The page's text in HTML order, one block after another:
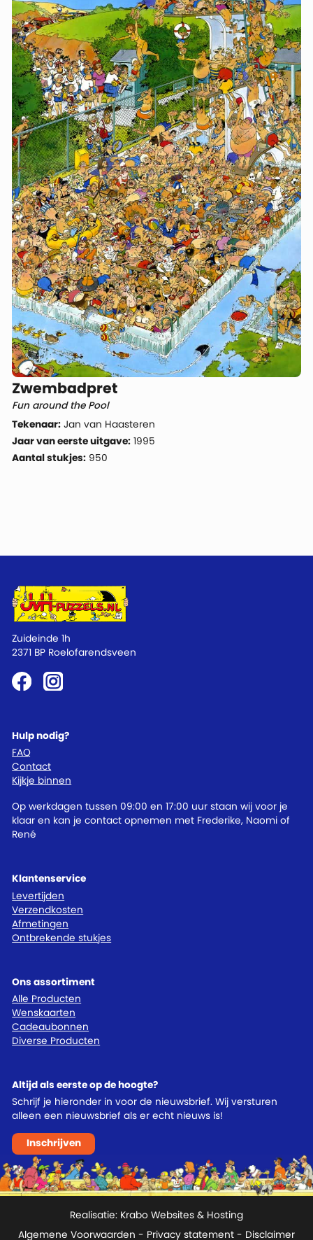
Zwembadpret
Fun around the Pool
Tekenaar: Jan van Haasteren
Jaar van eerste uitgave: 1995
Aantal stukjes: 950
Klantenservice
Levertijden
Verzendkosten
Afmetingen
Ontbrekende stukjes
Ons assortiment
Alle Producten
Wenskaarten
Cadeaubonnen
Diverse Producten
Hulp nodig?
FAQ
Contact
Kijkje binnen
Op werkdagen tussen 09:00 en 17:00 uur staan wij voor je
klaar en kan je contact opnemen met Frederike, Naomi of
René
Zuideinde 1h
2371 BP Roelofarendsveen
Altijd als eerste op de hoogte?
Schrijf je hieronder in voor de nieuwsbrief. Wij versturen
alleen een nieuwsbrief als er echt nieuws is!
Inschrijven
Realisatie: Krabo Websites & Hosting
Algemene Voorwaarden - Privacy statement - Disclaimer